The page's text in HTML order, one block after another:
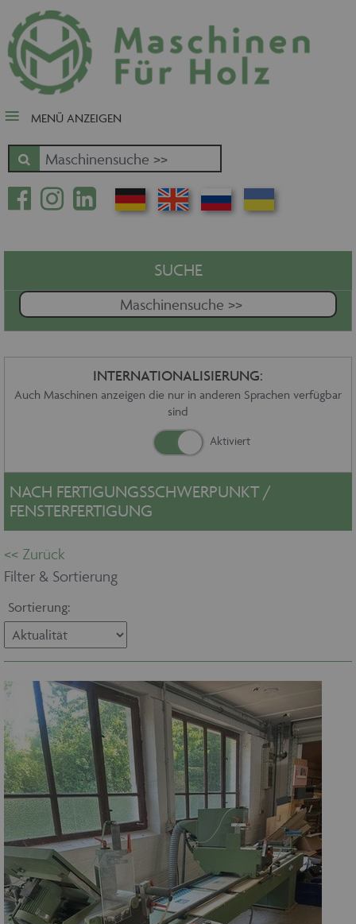
close Submenü
Nach Fertigungsschwerpunkt
Schnäppchen
Zuschnitt - Sägen
Kantenbearbeitung
Fräsen - Bohren - Hobeln - CNC
Oberfläche
Massivholz
Handling - Transportieren -
Stapeln - Verpacken etc.
Absaugen - Versorgen -
Service
Kontakt
Impressum
Datenschutz
MENÜ ANZEIGEN
SUCHE
INTERNATIONALISIERUNG:
Auch Maschinen anzeigen die nur in anderen Sprachen verfügbar
sind
NACH FERTIGUNGSSCHWERPUNKT /
FENSTERFERTIGUNG
Filter & Sortierung
Sortierung: